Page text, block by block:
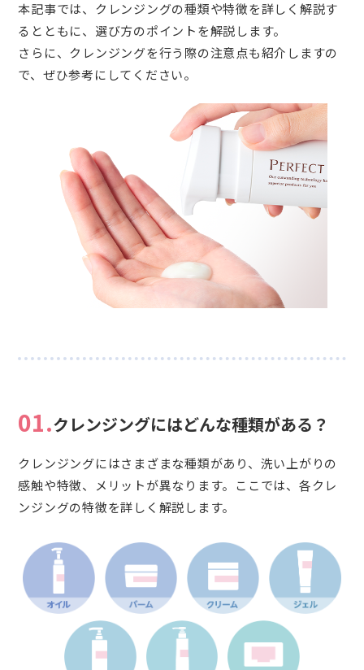
本記事では、クレンジングの種類や特徴を詳しく解説す
るとともに、選び方のポイントを解説します。
さらに、クレンジングを行う際の注意点も紹介しますの
で、ぜひ参考にしてください。
01.クレンジングにはどんな種類がある？
クレンジングにはさまざまな種類があり、洗い上がりの
感触や特徴、メリットが異なります。ここでは、各クレ
ンジングの特徴を詳しく解説します。